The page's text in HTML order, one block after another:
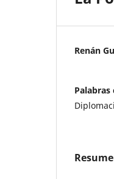
Renán
Palabras